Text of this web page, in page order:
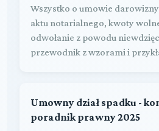
Wszystko o umowie
aktu notarialnego, kwoty
odwołanie z powodu
przewodnik z wzorami i
Umowny dział spadku -
poradnik prawny 2025